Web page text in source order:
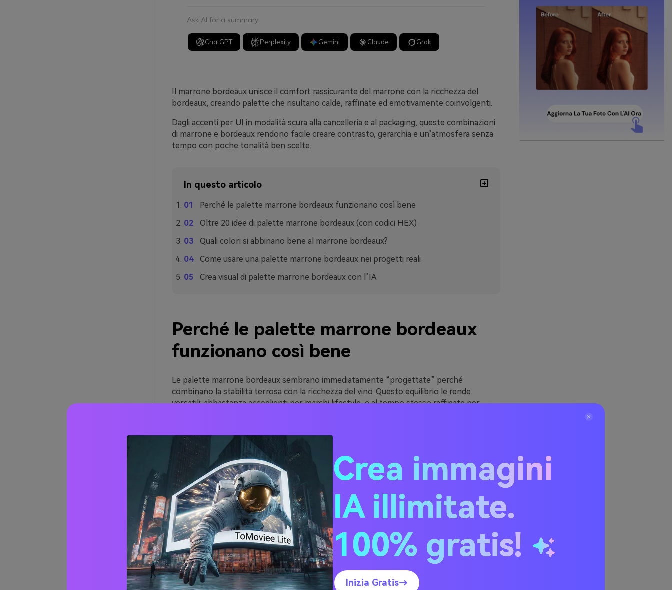
Ask AI for a summary
ChatGPT Perplexity Gemini Claude Grok
Il marrone bordeaux unisce il comfort rassicurante del marrone con la ricchezza del
bordeaux, creando palette che risultano calde, raffinate ed emotivamente coinvolgenti.
Dagli accenti per UI in modalità scura alla cancelleria e al packaging, queste combinazioni
di marrone e bordeaux rendono facile creare contrasto, gerarchia e un’atmosfera senza
tempo con poche tonalità ben scelte.
In questo articolo
Perché le palette marrone bordeaux funzionano così bene
Oltre 20 idee di palette marrone bordeaux (con codici HEX)
Quali colori si abbinano bene al marrone bordeaux?
Come usare una palette marrone bordeaux nei progetti reali
Crea visual di palette marrone bordeaux con l’IA
Perché le palette marrone bordeaux
funzionano così bene
Le palette marrone bordeaux sembrano immediatamente “progettate” perché
combinano la stabilità terrosa con la ricchezza del vino. Questo equilibrio le rende
versatili: abbastanza accoglienti per marchi lifestyle, e al tempo stesso raffinate per
Creano anche una gerarchia naturale. I marroni tipo cacao profondo e quasi neri fanno da
solide basi, il bordeaux diventa accento protagonista, mentre creme calde o neutri rosati
rendono il layout leggibile e arioso.
Infine, le tonalità marrone bordeaux si adattano bene ai materiali reali: carta kraft,
texture di lino, legno, pelle e finiture soft matte—trasferendosi perfettamente dallo
schermo alla stampa.
Oltre 20 idee di palette marrone
bordeaux (con codici HEX)
Crea immagini
IA illimitate.
100% gratis!
Inizia Gratis→